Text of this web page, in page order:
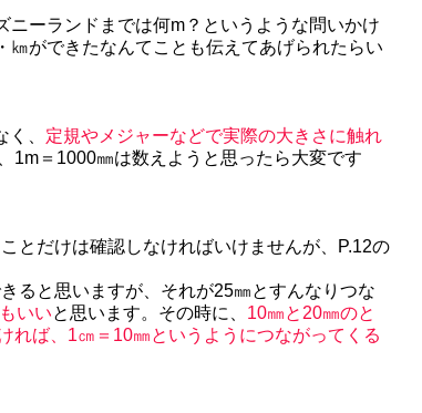
ーランドまでは何m？というような問いかけ
ができたなんてことも伝えてあげられたらい
、 定規やメジャーなどで実際の大きさに触れ
1m＝1000㎜は数えようと思ったら大変です
とだけは確認しなければいけませんが、P.12の
ると思いますが、それが25㎜とすんなりつな
いいと思います。その時に、 10㎜と20㎜のと
れば、1㎝＝10㎜というようにつながってくる